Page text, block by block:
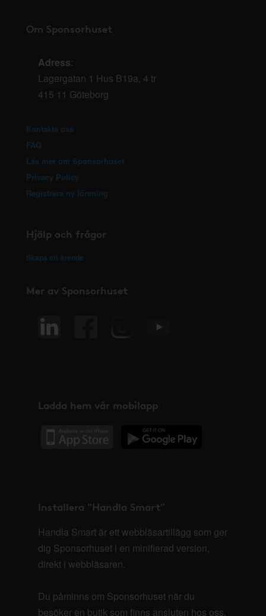
Om Sponsorhuset
Adress:
Lagergatan 1 Hus B19a, 4 tr
415 11 Göteborg
Kontakta oss
FAQ
Läs mer om Sponsorhuset
Privacy Policy
Registrera ny förening
Hjälp och frågor
Skapa ett ärende
Mer av Sponsorhuset
Ladda hem vår mobilapp
Installera "Handla Smart"
Handla Smart är ett webbläsartillägg som ger
dig Sponsorhuset i en minifierad version,
direkt i webbläsaren.
Du påminns om Sponsorhuset när du
besöker en butik som finns ansluten hos oss.